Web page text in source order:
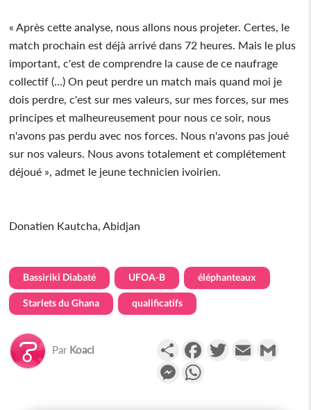
« Après cette analyse, nous allons nous projeter. Certes, le
match prochain est déjà arrivé dans 72 heures. Mais le plus
important, c'est de comprendre la cause de ce naufrage
collectif (...) On peut perdre un match mais quand moi je
dois perdre, c'est sur mes valeurs, sur mes forces, sur mes
principes et malheureusement pour nous ce soir, nous
n'avons pas perdu avec nos forces. Nous n'avons pas joué
sur nos valeurs. Nous avons totalement et complétement
déjoué », admet le jeune technicien ivoirien.
Donatien Kautcha, Abidjan
Bassiriki Diabaté UFOA-B éléphanteaux
Starlets du Ghana qualificatifs
Par Koaci PartagerFacebookTwitterEmail
Messenger